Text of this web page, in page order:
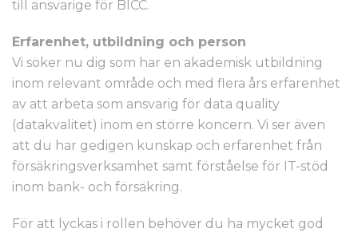
till ansvarige för BICC.
Erfarenhet, utbildning och person
Vi söker nu dig som har en akademisk utbildning
inom relevant område och med flera års erfarenhet
av att arbeta som ansvarig för data quality
(datakvalitet) inom en större koncern. Vi ser även
att du har gedigen kunskap och erfarenhet från
försäkringsverksamhet samt förståelse för IT-stöd
inom bank- och försäkring.
För att lyckas i rollen behöver du ha mycket god